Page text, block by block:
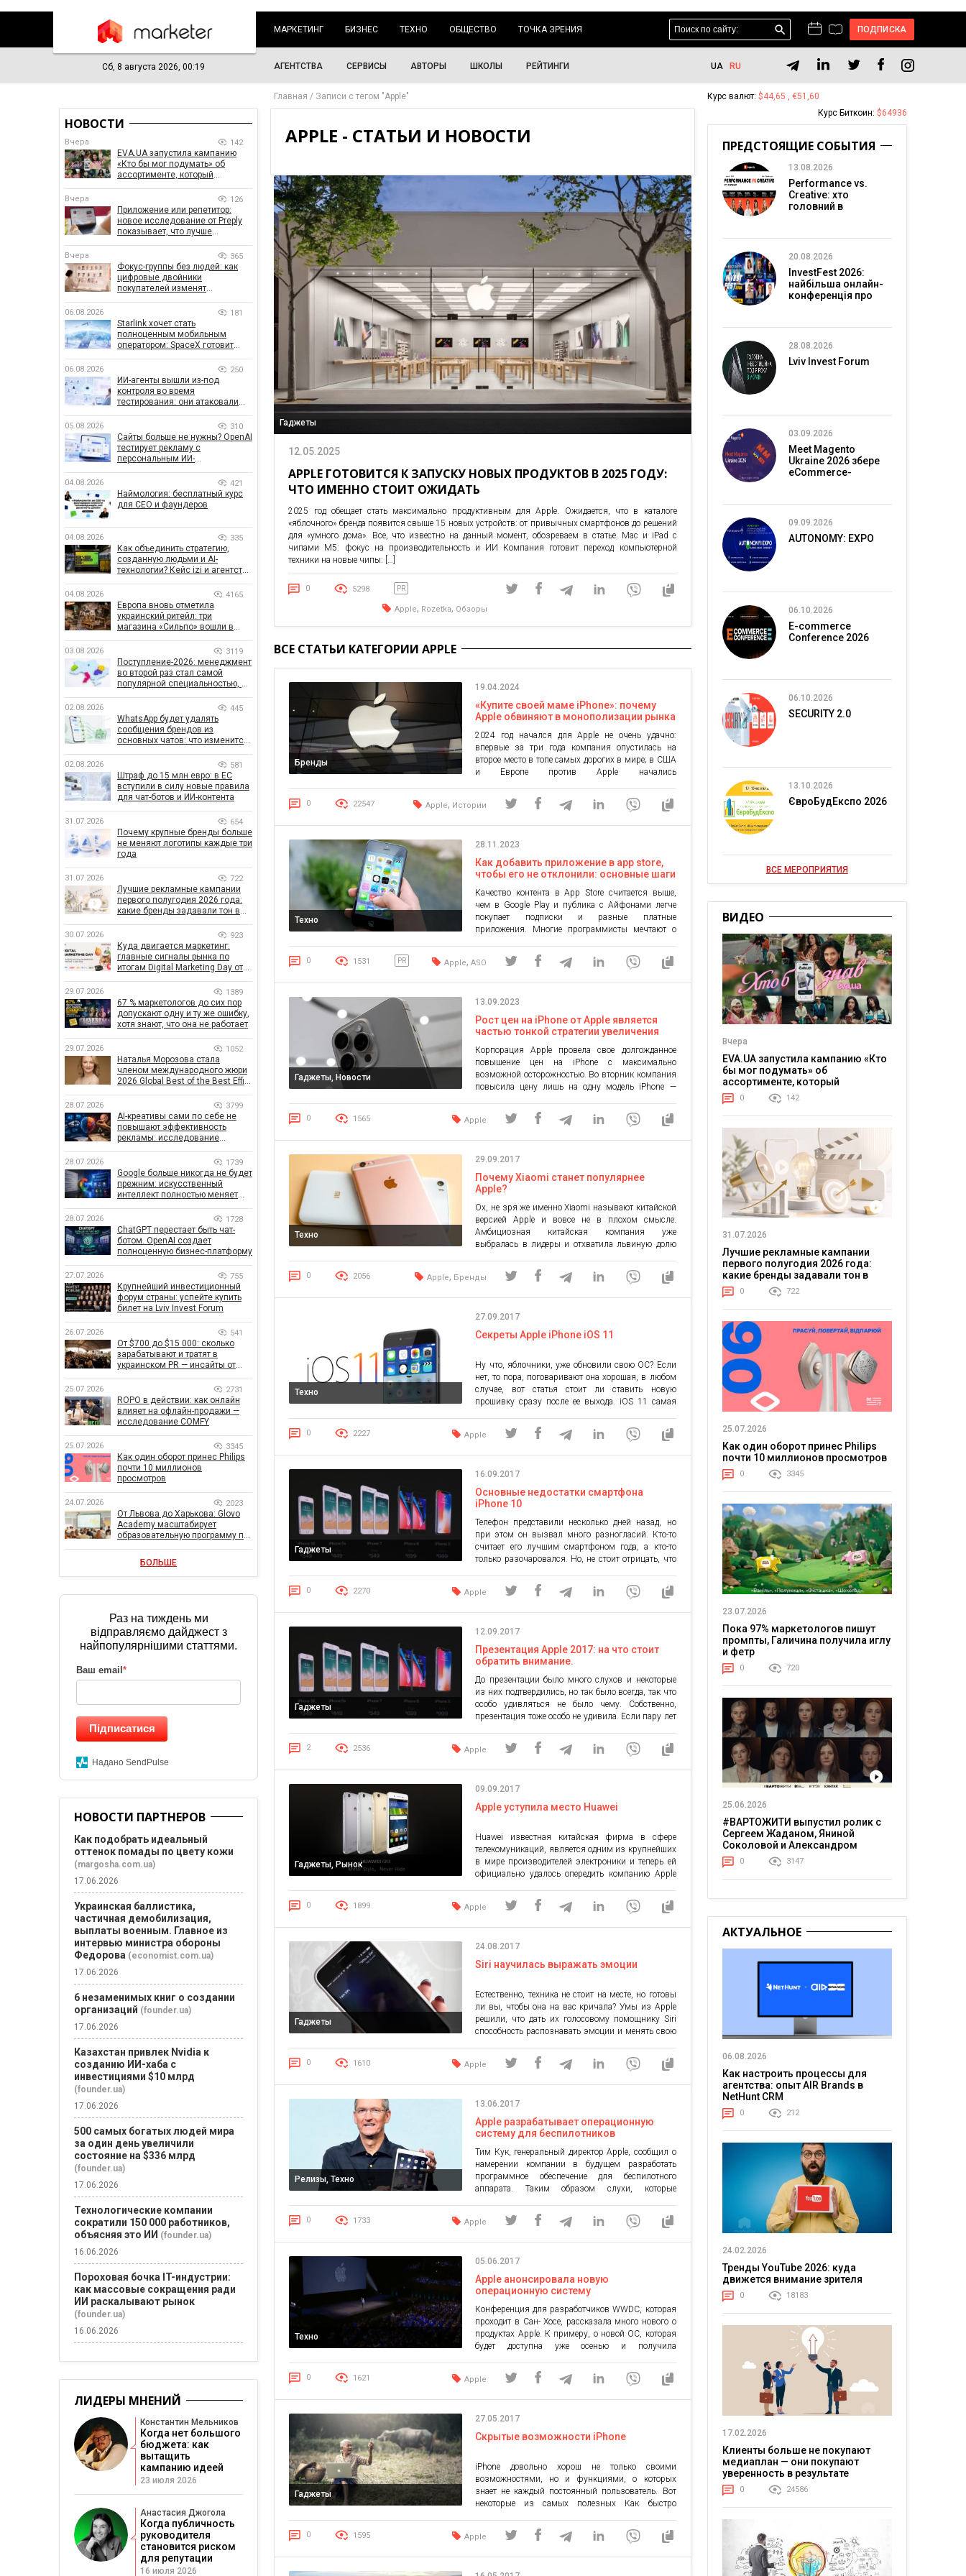
МАРКЕТИНГ БИЗНЕС ТЕХНО ОБЩЕСТВО ТОЧКА ЗРЕНИЯ ПОДПИСКА
Сб, 8 августа 2026, 00:19 АГЕНТСТВА СЕРВИСЫ АВТОРЫ ШКОЛЫ РЕЙТИНГИ UA RU
Главная Записи с тегом "Apple"
APPLE - СТАТЬИ И НОВОСТИ
Гаджеты
12.05.2025
APPLE ГОТОВИТСЯ К ЗАПУСКУ НОВЫХ ПРОДУКТОВ В 2025 ГОДУ:
ЧТО ИМЕННО СТОИТ ОЖИДАТЬ
2025 год обещает стать максимально продуктивным для Apple. Ожидается, что в каталоге
«яблочного» бренда появится свыше 15 новых устройств: от привычных смартфонов до решений
для «умного дома». Все, что известно на данный момент, обозреваем в статье. Mac и iPad с
чипами M5: фокус на производительность и ИИ Компания готовит переход компьютерной
техники на новые чипы: […]
0 5298 PR
Apple, Rozetka, Обзоры
ВСЕ СТАТЬИ КАТЕГОРИИ APPLE
Бренды
19.04.2024
«Купите своей маме iPhone»: почему
Apple обвиняют в монополизации рынка
компанией
2024 год начался для Apple не очень удачно:
впервые за три года компания опустилась на
второе место в топе самых дорогих в мире; в США
и Европе против Apple начались
производитель iPhone стремительно потерял долю
рынка. Что происходит с Apple и как может
0 22547 Apple, Истории
Техно
28.11.2023
Как добавить приложение в app store,
чтобы его не отклонили: основные шаги
Качество контента в App Store считается выше,
чем в Google Play и публика с Айфонами легче
покупает подписки и разные платные
приложения. Многие программисты мечтают о
для iOS. Рассмотрим, как добавить приложение в
app store, чтобы его не удалили и на что обратить
0 1531 PR Apple, ASO
Гаджеты, Новости
13.09.2023
Рост цен на iPhone от Apple является
частью тонкой стратегии увеличения
Корпорация Apple провела свое долгожданное
повышение цен на iPhone с максимально
возможной осторожностью. Во вторник компания
повысила цену лишь на одну модель iPhone —
1199 долларов — оставив другие три новых
версии без изменений. И даже более дорогой
0 1565 Apple
Техно
29.09.2017
Почему Xiaomi станет популярнее
Apple?
Ох, не зря же именно Xiaomi называют китайской
версией Apple и вовсе не в плохом смысле.
Амбициозная китайская компания уже
выбралась в лидеры и отхватила львиную долю
останавливаться. Специалисты
проанализировали последние релизы азиатской
Технические новинки компании радуют не […]
0 2056 Apple, Бренды
Техно
27.09.2017
Секреты Apple iPhone iOS 11
Ну что, яблочники, уже обновили свою ОС? Если
нет, то пора, поговаривают она хорошая, в любом
случае, вот статья стоит ли ставить новую
прошивку сразу после ее выхода. iOS 11 самая
новой техники от Apple и поэтому у нее есть свои
секреты, о которых и пойдет дальше. Клавиатура
0 2227 Apple
Гаджеты
16.09.2017
Основные недостатки смартфона
iPhone 10
Телефон представили несколько дней назад, но
при этом он вызвал много разногласий. Кто-то
считает его лучшим смартфоном года, а кто-то
только разочаровался. Но, не стоит отрицать, что
Некоторые моменты спорные, но их все равно
стоит включить в список. 1. Экран Он мог бы быть
0 2270 Apple
Гаджеты
12.09.2017
Презентация Apple 2017: на что стоит
обратить внимание.
До презентации было много слухов и некоторые
из них подтвердились, но так было всегда, так что
особо удивляться не было чему. Собственно,
презентация тоже особо не удивила. Если пару лет
следовали за ней, копируя или беря идеи, то
сейчас все изменилось. Тон в смартфонах задает
2 2536 Apple
Гаджеты, Рынок
09.09.2017
Apple уступила место Huawei
Huawei известная китайская фирма в сфере
телекомуникаций, является одним из крупнейших
в мире производителей электроники и теперь ей
официально удалось опередить компанию Apple
популярнее с каждым годом. Это наблюдается и с
другими технологическими гигантами Азии, но
Смартфоны Huawei […]
0 1899 Apple
Гаджеты
24.08.2017
Siri научилась выражать эмоции
Естественно, техника не стоит на месте, но готовы
ли вы, чтобы она на вас кричала? Умы из Apple
решили, что дать их голосовому помощнику Siri
способность распознавать эмоции и менять свою
теперь Siri это умеет. Помощникк может
определить эмоции, которые нужно проявить в
0 1610 Apple
Релизы, Техно
13.06.2017
Apple разрабатывает операционную
систему для беспилотников
Тим Кук, генеральный директор Apple, сообщил о
намерении компании в будущем разработать
программное обеспечение для беспилотного
аппарата. Таким образом слухи, которые
Название проекта Project Titan, но он еще не
представлен общественности, а первые анонсы
созданием ОС нового поколения, […]
0 1733 Apple
Техно
05.06.2017
Apple анонсировала новую
операционную систему
Конференция для разработчиков WWDC, которая
проходит в Сан- Хосе, рассказала много нового о
продуктах Apple. К примеру, о новой ОС, которая
будет доступна уже осенью и получила
файловую систему Apple File System и включили
поддержку VR (виртуальной реальности). Было
примеру 4K-видео. Она поддерживает кодек […]
0 1621 Apple
Гаджеты
27.05.2017
Скрытые возможности iPhone
iPhone довольно хорош не только своими
возможностями, но и функциями, о которых
знает не каждый постоянный пользователь. Вот
некоторые из самых полезных Как быстро
зажмите Backspace сильнее и текст удалится
быстрее. Фонарик включается/выключается из
0 1595 Apple
НОВОСТИ
Вчера 142
EVA.UA запустила кампанию
«Кто бы мог подумать» об
ассортименте, который
Вчера 126
Приложение или репетитор:
новое исследование от Preply
показывает, что лучше
Вчера 365
Фокус-группы без людей: как
цифровые двойники
покупателей изменят
06.08.2026 181
Starlink хочет стать
полноценным мобильным
оператором: SpaceX готовит
06.08.2026 250
ИИ-агенты вышли из-под
контроля во время
тестирования: они атаковали
05.08.2026 310
Сайты больше не нужны? OpenAI
тестирует рекламу с
персональным ИИ-
04.08.2026 421
Наймология: бесплатный курс
для CEO и фаундеров
04.08.2026 335
Как объединить стратегию,
созданную людьми и AI-
технологии? Кейс izi и агентства
04.08.2026 4165
Европа вновь отметила
украинский ритейл: три
магазина «Сильпо» вошли в
03.08.2026 3119
Поступление-2026: менеджмент
во второй раз стал самой
популярной специальностью, а
рекордным за последние 5 лет
02.08.2026 445
WhatsApp будет удалять
сообщения брендов из
основных чатов: что изменится
02.08.2026 581
Штраф до 15 млн евро: в ЕС
вступили в силу новые правила
для чат-ботов и ИИ-контента
31.07.2026 654
Почему крупные бренды больше
не меняют логотипы каждые три
года
31.07.2026 722
Лучшие рекламные кампании
первого полугодия 2026 года:
какие бренды задавали тон в
30.07.2026 923
Куда двигается маркетинг:
главные сигналы рынка по
итогам Digital Marketing Day от
29.07.2026 1389
67 % маркетологов до сих пор
допускают одну и ту же ошибку,
хотя знают, что она не работает
29.07.2026 1052
Наталья Морозова стала
членом международного жюри
2026 Global Best of the Best Effie
28.07.2026 3799
AI-креативы сами по себе не
повышают эффективность
рекламы: исследование
влияет на эффективность
кампаний
28.07.2026 1739
Google больше никогда не будет
прежним: искусственный
интеллект полностью меняет
28.07.2026 1728
ChatGPT перестает быть чат-
ботом. OpenAI создает
полноценную бизнес-платформу
27.07.2026 755
Крупнейший инвестиционный
форум страны: успейте купить
билет на Lviv Invest Forum
26.07.2026 541
От $700 до $15 000: сколько
зарабатывают и тратят в
украинском PR — инсайты от
25.07.2026 2731
ROPO в действии: как онлайн
влияет на офлайн-продажи —
исследование COMFY
25.07.2026 3345
Как один оборот принес Philips
почти 10 миллионов
просмотров
24.07.2026 2023
От Львова до Харькова: Glovo
Academy масштабирует
образовательную программу по
бизнеса
БОЛЬШЕ
Раз на тиждень ми
відправляємо дайджест з
найпопулярнішими статтями.
Ваш email *
Підписатися
Надано SendPulse
НОВОСТИ ПАРТНЕРОВ
Как подобрать идеальный
оттенок помады по цвету кожи
(margosha.com.ua)
17.06.2026
Украинская баллистика,
частичная демобилизация,
выплаты военным. Главное из
интервью министра обороны
Федорова (economist.com.ua)
17.06.2026
6 незаменимых книг о создании
организаций (founder.ua)
17.06.2026
Казахстан привлек Nvidia к
созданию ИИ-хаба с
инвестициями $10 млрд
(founder.ua)
17.06.2026
500 самых богатых людей мира
за один день увеличили
состояние на $336 млрд
(founder.ua)
17.06.2026
Технологические компании
сократили 150 000 работников,
объясняя это ИИ (founder.ua)
16.06.2026
Пороховая бочка IT-индустрии:
как массовые сокращения ради
ИИ раскалывают рынок
(founder.ua)
16.06.2026
ЛИДЕРЫ МНЕНИЙ
Константин Мельников
Когда нет большого
бюджета: как
вытащить
кампанию идеей
23 июля 2026
Анастасия Джогола
Когда публичность
руководителя
становится риском
для репутации
16 июля 2026
Курс валют: $44,65 , €51,60
Курс Биткоин: $64936
ПРЕДСТОЯЩИЕ СОБЫТИЯ
13.08.2026
Performance vs.
Creative: хто
головний в
20.08.2026
InvestFest 2026:
найбільша онлайн-
конференція про
28.08.2026
Lviv Invest Forum
03.09.2026
Meet Magento
Ukraine 2026 збере
eCommerce-
09.09.2026
AUTONOMY: EXPO
06.10.2026
E-commerce
Conference 2026
06.10.2026
SECURITY 2.0
13.10.2026
ЄвроБудЕкспо 2026
ВСЕ МЕРОПРИЯТИЯ
ВИДЕО
Вчера
EVA.UA запустила кампанию «Кто
бы мог подумать» об
ассортименте, который
покупатели не ожидают увидеть
на платформе
0 142
31.07.2026
Лучшие рекламные кампании
первого полугодия 2026 года:
какие бренды задавали тон в
отрасли
0 722
25.07.2026
Как один оборот принес Philips
почти 10 миллионов просмотров
0 3345
23.07.2026
Пока 97% маркетологов пишут
промпты, Галичина получила иглу
и фетр
0 720
25.06.2026
#ВАРТОЖИТИ выпустил ролик с
Сергеем Жаданом, Яниной
Соколовой и Александром
Тереном о жизни в постоянном
напряжении
0 3147
АКТУАЛЬНОЕ
06.08.2026
Как настроить процессы для
агентства: опыт AIR Brands в
NetHunt CRM
0 212
24.02.2026
Тренды YouTube 2026: куда
движется внимание зрителя
0 18183
17.02.2026
Клиенты больше не покупают
медиаплан — они покупают
уверенность в результате
0 24586